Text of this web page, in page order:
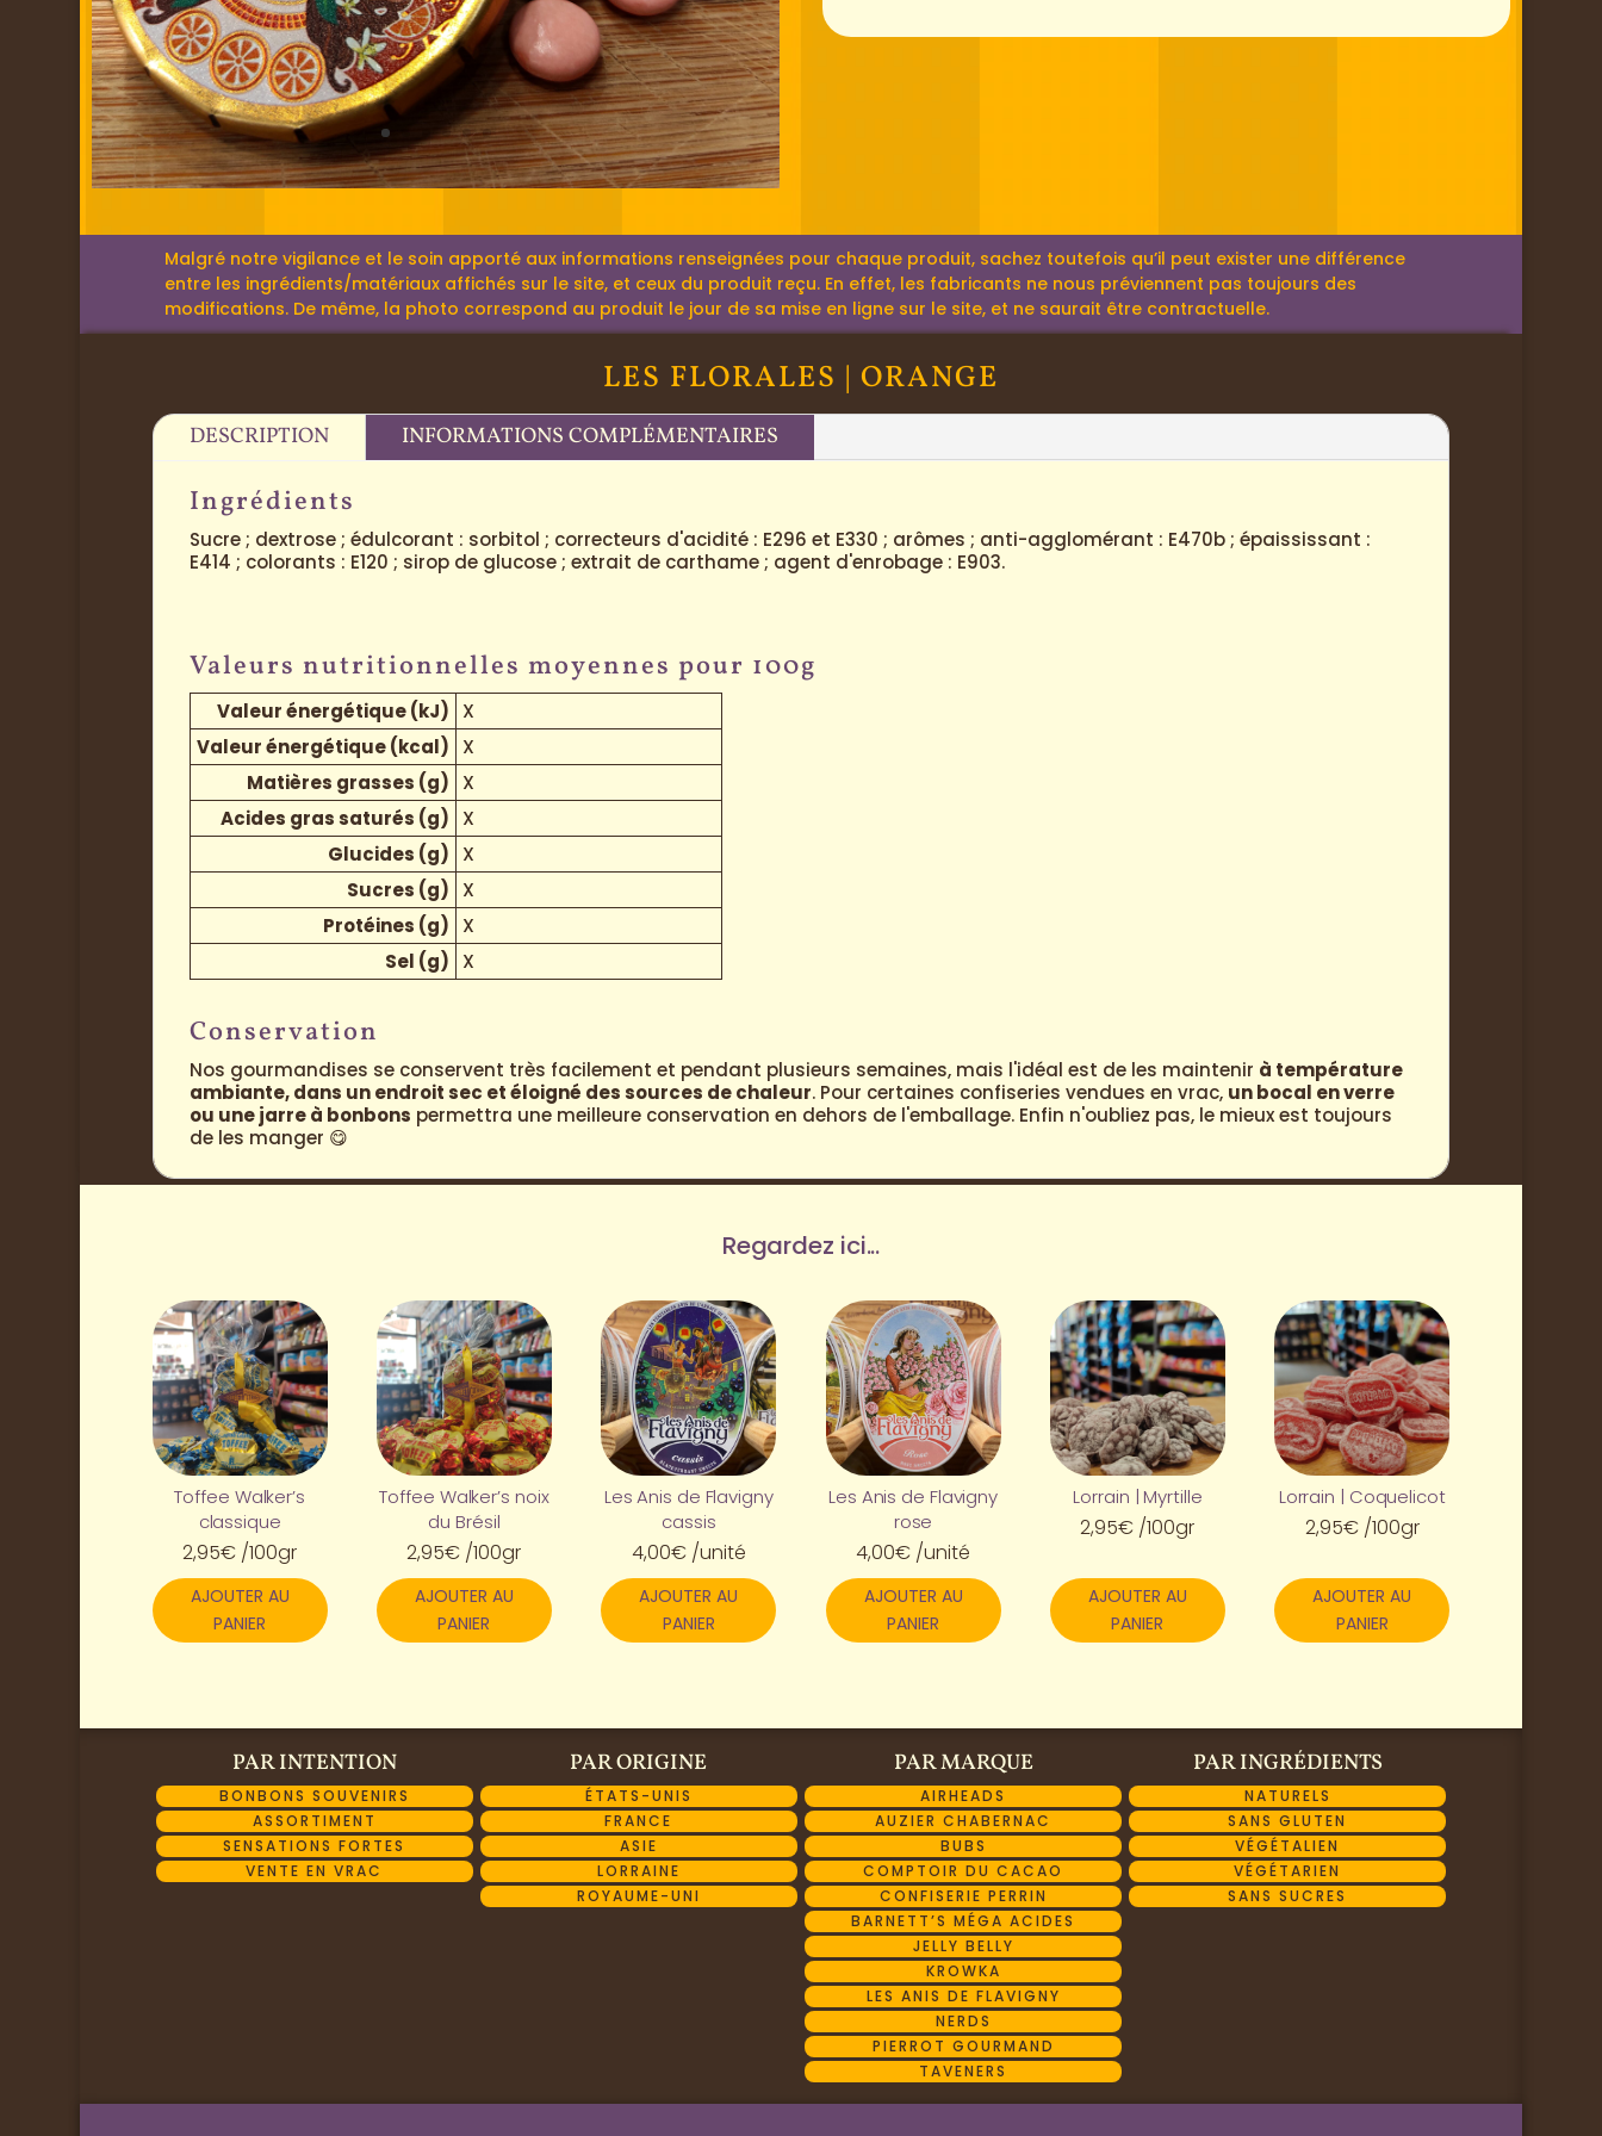
Malgré notre vigilance et le soin apporté aux informations renseignées pour chaque produit, sachez toutefois qu’il peut exister une différence
entre les ingrédients/matériaux affichés sur le site, et ceux du produit reçu. En effet, les fabricants ne nous préviennent pas toujours des
modifications. De même, la photo correspond au produit le jour de sa mise en ligne sur le site, et ne saurait être contractuelle.
LES FLORALES | ORANGE
DESCRIPTION INFORMATIONS COMPLÉMENTAIRES
Ingrédients
Sucre ; dextrose ; édulcorant : sorbitol ; correcteurs d'acidité : E296 et E330 ; arômes ; anti-agglomérant : E470b ; épaississant :
E414 ; colorants : E120 ; sirop de glucose ; extrait de carthame ; agent d'enrobage : E903.
Valeurs nutritionnelles moyennes pour 100g
Valeur énergétique (kJ)
X
Valeur énergétique (kcal)
X
Matières grasses (g)
X
Acides gras saturés (g)
X
Glucides (g)
X
Sucres (g)
X
Protéines (g)
X
Sel (g)
X
Conservation
Nos gourmandises se conservent très facilement et pendant plusieurs semaines, mais l'idéal est de les maintenir à température
ambiante, dans un endroit sec et éloigné des sources de chaleur. Pour certaines confiseries vendues en vrac, un bocal en verre
ou une jarre à bonbons permettra une meilleure conservation en dehors de l'emballage. Enfin n'oubliez pas, le mieux est toujours
de les manger 😋
Regardez ici...
Toffee Walker’s
classique
2,95€ /100gr
AJOUTER AU
PANIER
Toffee Walker’s noix
du Brésil
2,95€ /100gr
AJOUTER AU
PANIER
Les Anis de Flavigny
cassis
4,00€ /unité
AJOUTER AU
PANIER
Les Anis de Flavigny
rose
4,00€ /unité
AJOUTER AU
PANIER
Lorrain | Myrtille
2,95€ /100gr
AJOUTER AU
PANIER
Lorrain | Coquelicot
2,95€ /100gr
AJOUTER AU
PANIER
PAR INTENTION
BONBONS SOUVENIRS
ASSORTIMENT
SENSATIONS FORTES
VENTE EN VRAC
PAR ORIGINE
ÉTATS-UNIS
FRANCE
ASIE
LORRAINE
ROYAUME-UNI
PAR MARQUE
AIRHEADS
AUZIER CHABERNAC
BUBS
COMPTOIR DU CACAO
CONFISERIE PERRIN
BARNETT’S MÉGA ACIDES
JELLY BELLY
KROWKA
LES ANIS DE FLAVIGNY
NERDS
PIERROT GOURMAND
TAVENERS
PAR INGRÉDIENTS
NATURELS
SANS GLUTEN
VÉGÉTALIEN
VÉGÉTARIEN
SANS SUCRES